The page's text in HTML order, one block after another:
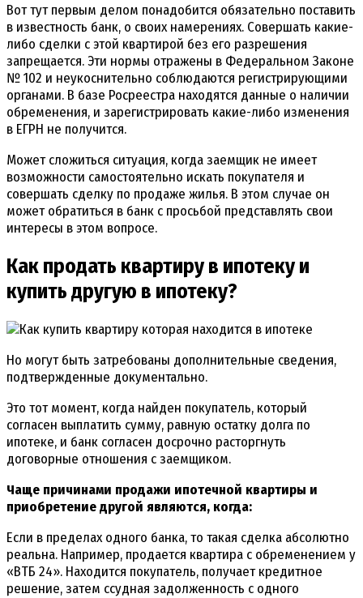
Вот тут первым делом понадобится обязательно поставить
в известность банк, о своих намерениях. Совершать какие-
либо сделки с этой квартирой без его разрешения
запрещается. Эти нормы отражены в Федеральном Законе
№ 102 и неукоснительно соблюдаются регистрирующими
органами. В базе Росреестра находятся данные о наличии
обременения, и зарегистрировать какие-либо изменения
в ЕГРН не получится.
Может сложиться ситуация, когда заемщик не имеет
возможности самостоятельно искать покупателя и
совершать сделку по продаже жилья. В этом случае он
может обратиться в банк с просьбой представлять свои
интересы в этом вопросе.
Как продать квартиру в ипотеку и
купить другую в ипотеку?
Но могут быть затребованы дополнительные сведения,
подтвержденные документально.
Это тот момент, когда найден покупатель, который
согласен выплатить сумму, равную остатку долга по
ипотеке, и банк согласен досрочно расторгнуть
договорные отношения с заемщиком.
Чаще причинами продажи ипотечной квартиры и
приобретение другой являются, когда:
Если в пределах одного банка, то такая сделка абсолютно
реальна. Например, продается квартира с обременением у
«ВТБ 24». Находится покупатель, получает кредитное
решение, затем ссудная задолженность с одного